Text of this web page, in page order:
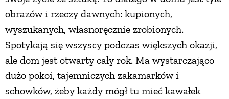
obrazów i rzeczy dawnych: kupionych,
wyszukanych, własnoręcznie zrobionych.
Spotykają się wszyscy podczas większych okazji,
ale dom jest otwarty cały rok. Ma wystarczająco
dużo pokoi, tajemniczych zakamarków i
schowków, żeby każdy mógł tu mieć kawałek
PRZYSTAWKI
ZUPY
DANIA GŁÓWNE